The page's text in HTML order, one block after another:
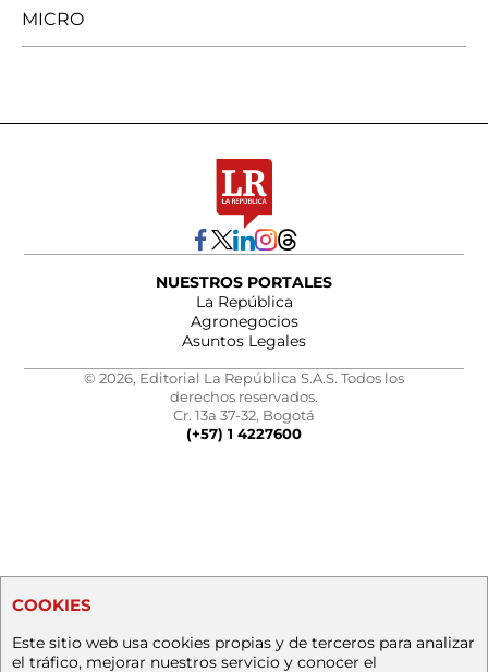
MICRO
NUESTROS PORTALES
La República
Agronegocios
Asuntos Legales
© 2026, Editorial La República S.A.S. Todos los
derechos reservados.
Cr. 13a 37-32, Bogotá
(+57) 1 4227600
COOKIES
Este sitio web usa cookies propias y de terceros para analizar
el tráfico, mejorar nuestros servicio y conocer el